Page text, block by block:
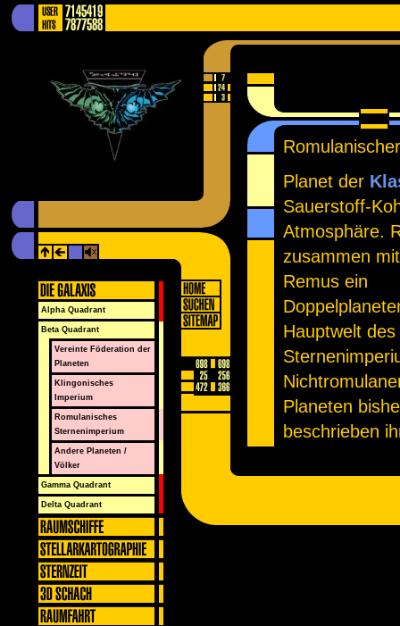
Alpha Quadrant
Beta Quadrant
Vereinte Föderation der
Planeten
Klingonisches
Imperium
Romulanisches
Sternenimperium
Andere Planeten /
Völker
Gamma Quadrant
Delta Quadrant
Planet der
Sauerstoff-
Atmosphäre.
zusammen
Remus ein
Hauptwelt
Planeten
beschrieben
Schönheit. Zu
Feuerfälle